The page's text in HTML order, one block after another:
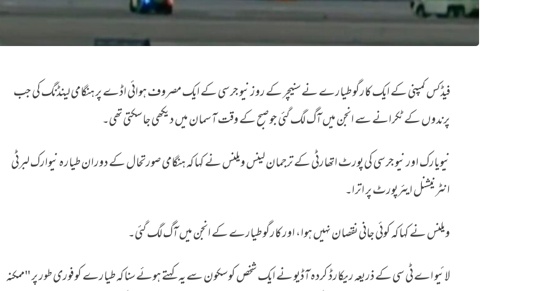
فیڈکس کارگو طیارے سے پرندے ٹکرا گئے، انجن میں آگ کے بعد ہنگامی لینڈنگ
فیڈکس کمپنی کے ایک کارگو طیارے نے سنیچر کے روز نیو جرسی کے ایک مصروف ہوائی اڈے پر ہنگامی لینڈنگ کی جب
پرندوں کے ٹکرانے سے انجن میں آگ لگ گئی جو صبح کے وقت آسمان میں دیکھی جا سکتی تھی۔
نیویارک اور نیو جرسی کی پورٹ اتھارٹی کے ترجمان لینس ویلنس نے کہا کہ ہنگامی صورتحال کے دوران طیارہ نیوارک لبرٹی
انٹرنیشنل ایئرپورٹ پر اترا۔
ویلنس نے کہا کہ کوئی جانی نقصان نہیں ہوا، اور کارگو طیارے کے انجن میں آگ لگ گئی۔
لائیو اے ٹی سی کے ذریعہ ریکارڈ کردہ آڈیو نے ایک شخص کو سکون سے یہ کہتے ہوئے سنا کہ طیارے کو فوری طور پر "ممکنہ